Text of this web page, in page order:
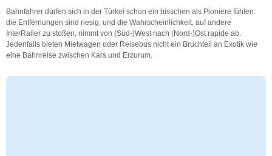
Bahnfahrer dürfen sich in der Türkei schon ein bisschen als Pioniere fühlen:
die Entfernungen sind riesig, und die Wahrscheinlichkeit, auf andere
InterRailer zu stoßen, nimmt von (Süd-)West nach (Nord-)Ost rapide ab.
Jedenfalls bieten Mietwagen oder Reisebus nicht ein Bruchteil an Exotik wie
eine Bahnreise zwischen Kars und Erzurum.